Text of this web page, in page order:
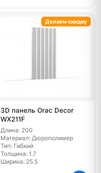
3D панель Orac Decor
WX211F
Длина: 200
Материал: Дюрополимер
Тип: Гибкий
Толщина: 1.7
Ширина: 25.5
Делаем скидку